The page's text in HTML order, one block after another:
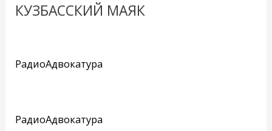
КУЗБАССКИЙ МАЯК
РадиоАдвокатура
РадиоАдвокатура